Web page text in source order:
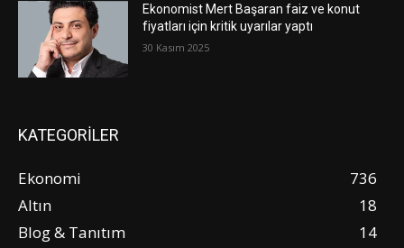
Ekonomist Mert Başaran faiz ve konut
fiyatları için kritik uyarılar yaptı
30 Kasım 2025
KATEGORİLER
Ekonomi
736
Altın
18
Blog & Tanıtım
14